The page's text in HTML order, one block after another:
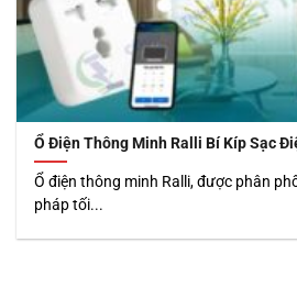
Ổ Điện Thông Minh Ralli Bí Kíp Sạc
Ổ điện thông minh Ralli, được phân
pháp tối...